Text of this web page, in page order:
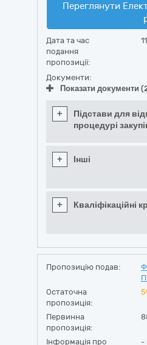
Переглянути
Дата та час
подання
пропозиції:
Документи:
Показати документи
+
Підстави для
процедурі
+ Інші
+ Кваліфікаційні
Пропозицію подав:
Остаточна
пропозиція:
Первинна
пропозиція:
Інформація про
-